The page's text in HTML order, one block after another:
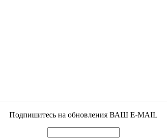
Подпишитесь на обновления ВАШ Е-MAIL